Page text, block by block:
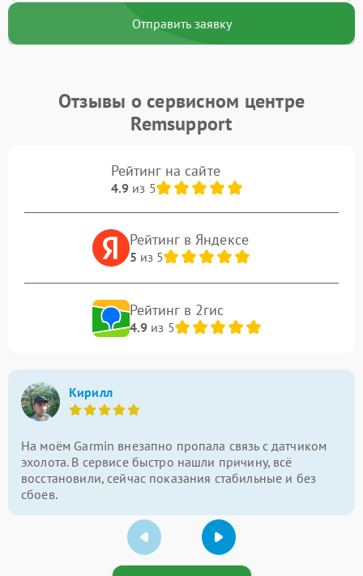
Отправить заявку
Отзывы о сервисном центре
Remsupport
Рейтинг на сайте
4.9из 5
Рейтинг в Яндексе
5 из 5
Рейтинг в 2гис
4.9из 5
Кирилл
На моём Garmin внезапно пропала связь с датчиком
эхолота. В сервисе быстро нашли причину, всё
восстановили, сейчас показания стабильные и без
сбоев.